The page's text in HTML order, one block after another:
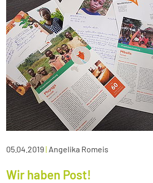
05.04.2019| Angelika Romeis
Wir haben Post!